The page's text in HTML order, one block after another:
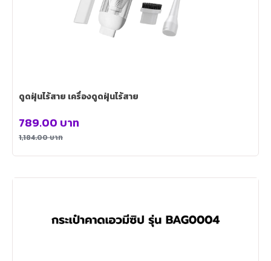
ดูดฝุ่นไร้สาย เครื่องดูดฝุ่นไร้สาย
1,184.00บาท
789.00 บาท